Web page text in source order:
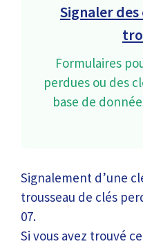
Signaler
Formulaires
perdues ou des
base de
Signalement d’une
trousseau de clés
07.
Si vous avez trouvé